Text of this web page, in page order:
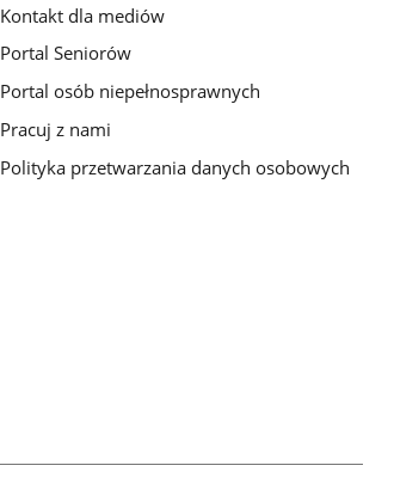
Kontakt dla mediów
Portal Seniorów
Portal osób niepełnosprawnych
Pracuj z nami
Polityka przetwarzania danych osobowych